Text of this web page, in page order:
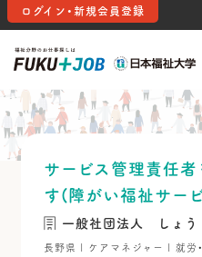
ログイン・新規会員登録
サービス管理責任者
す(障がい福祉サー
一般社団法人 しょう
長野県 | ケアマネジャー | 就労